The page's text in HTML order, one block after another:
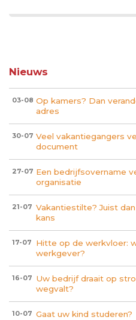
Nieuws
03-08 Op kamers? Dan
adres
30-07 Veel vakantiegangers
document
27-07 Een bedrijfsovername
organisatie
21-07 Vakantiestilte? Juist
kans
17-07
Hitte op de werkvloer:
werkgever?
16-07
Uw bedrijf draait op
wegvalt?
10-07 Gaat uw kind studeren?